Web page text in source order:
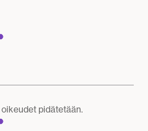
pidätetään.